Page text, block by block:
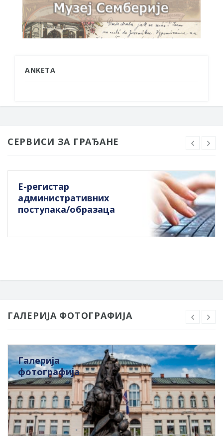
ANKETA
СЕРВИСИ ЗА ГРАЂАНЕ
Е-регистар
административних
поступака/образаца
ГАЛЕРИЈА ФОТОГРАФИЈА
Галерија
фотографија